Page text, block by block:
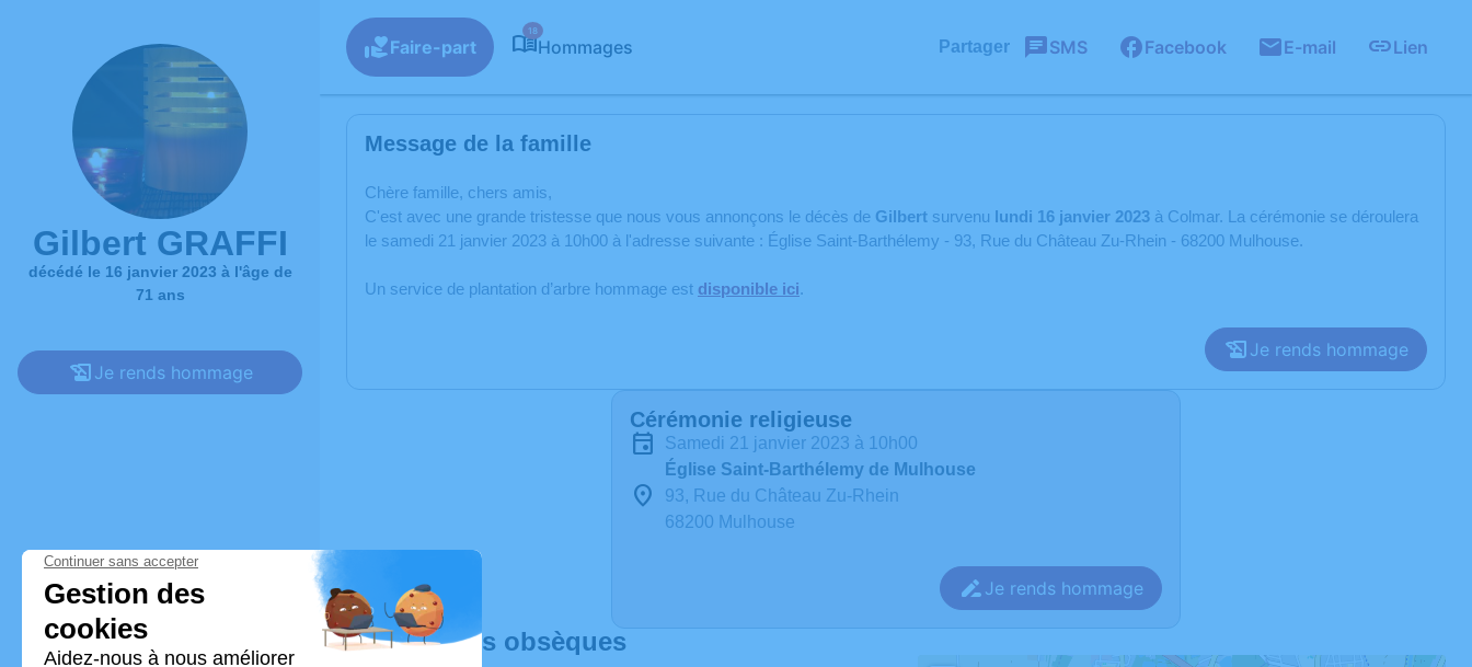
Gilbert GRAFFI
décédé le 16 janvier 2023 à l'âge de
71 ans
Je rends hommage
Faire-part
18
Hommages Partager SMS Facebook E-mail Lien
Message de la famille
Chère famille, chers amis,
C'est avec une grande tristesse que nous vous annonçons le décès de Gilbert survenu lundi 16 janvier 2023 à Colmar. La cérémonie se déroulera
le samedi 21 janvier 2023 à 10h00 à l'adresse suivante : Église Saint-Barthélemy - 93, Rue du Château Zu-Rhein - 68200 Mulhouse.
Un service de plantation d’arbre hommage est disponible ici.
Je rends hommage
Cérémonie religieuse
samedi 21 janvier 2023 à 10h00
Église Saint-Barthélemy de Mulhouse
93, Rue du Château Zu-Rhein
68200 Mulhouse
Je rends hommage
Déroulé des obsèques